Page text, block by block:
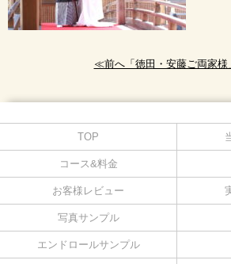
≪前へ「徳田・安藤ご両家様
TOP
コース&料金
お客様レビュー
写真サンプル
エンドロールサンプル